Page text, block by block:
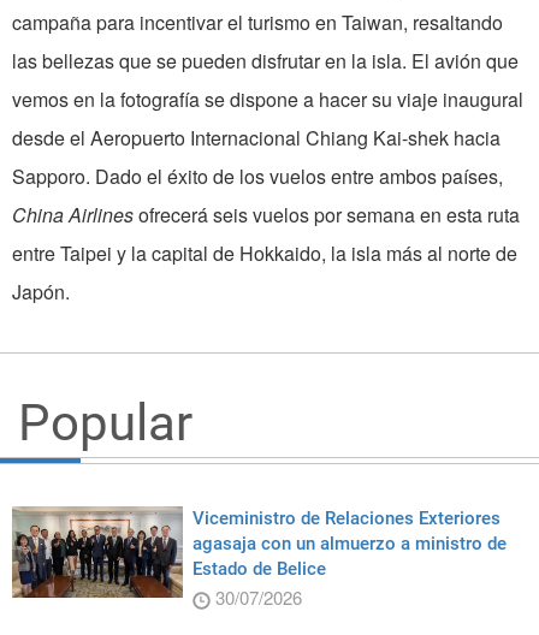
campaña para incentivar el turismo en Taiwan, resaltando
las bellezas que se pueden disfrutar en la isla. El avión que
vemos en la fotografía se dispone a hacer su viaje inaugural
desde el Aeropuerto Internacional Chiang Kai-shek hacia
Sapporo. Dado el éxito de los vuelos entre ambos países,
China Airlinesofrecerá seis vuelos por semana en esta ruta
entre Taipei y la capital de Hokkaido, la isla más al norte de
Japón.
Popular
Viceministro de Relaciones Exteriores
agasaja con un almuerzo a ministro de
Estado de Belice
30/07/2026